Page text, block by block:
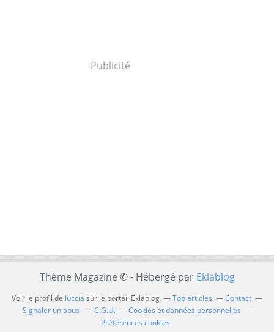
Publicité
Thème Magazine © - Hébergé par Eklablog
Voir le profil de luccia sur le portail Eklablog Top articles
Contact
Signaler un abus
C.G.U.
Cookies et données personnelles
Préférences cookies